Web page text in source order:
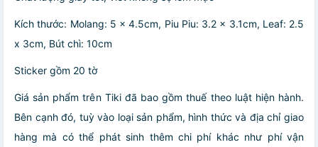
Kích thước: Molang: 5 x 4.5cm, Piu Piu: 3.2 x 3.1cm, Leaf: 2.5
x 3cm, Bút chì: 10cm
Sticker gồm 20 tờ
Giá sản phẩm trên Tiki đã bao gồm thuế theo luật hiện hành.
Bên cạnh đó, tuỳ vào loại sản phẩm, hình thức và địa chỉ giao
hàng mà có thể phát sinh thêm chi phí khác như phí vận